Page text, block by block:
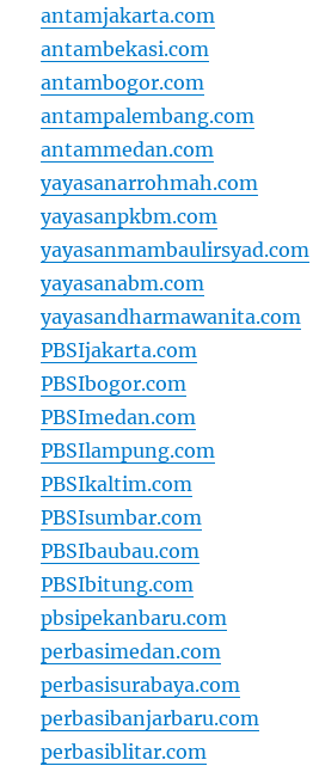
antamjakarta.com
antambekasi.com
antambogor.com
antampalembang.com
antammedan.com
yayasanarrohmah.com
yayasanpkbm.com
yayasanmambaulirsyad.com
yayasanabm.com
yayasandharmawanita.com
PBSIjakarta.com
PBSIbogor.com
PBSImedan.com
PBSIlampung.com
PBSIkaltim.com
PBSIsumbar.com
PBSIbaubau.com
PBSIbitung.com
pbsipekanbaru.com
perbasimedan.com
perbasisurabaya.com
perbasibanjarbaru.com
perbasiblitar.com